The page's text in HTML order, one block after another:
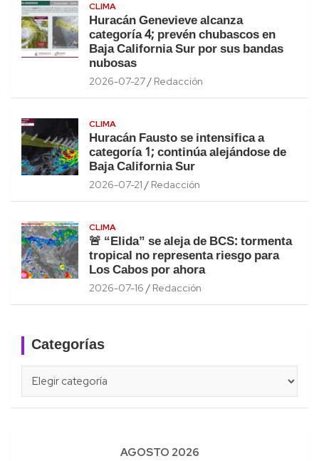
CLIMA
Huracán Genevieve alcanza
categoría 4; prevén chubascos en
Baja California Sur por sus bandas
nubosas
2026-07-27 Redacción
CLIMA
Huracán Fausto se intensifica a
categoría 1; continúa alejándose de
Baja California Sur
2026-07-21 Redacción
CLIMA
🚨 “Elida” se aleja de BCS: tormenta
tropical no representa riesgo para
Los Cabos por ahora
2026-07-16 Redacción
Categorías
AGOSTO 2026